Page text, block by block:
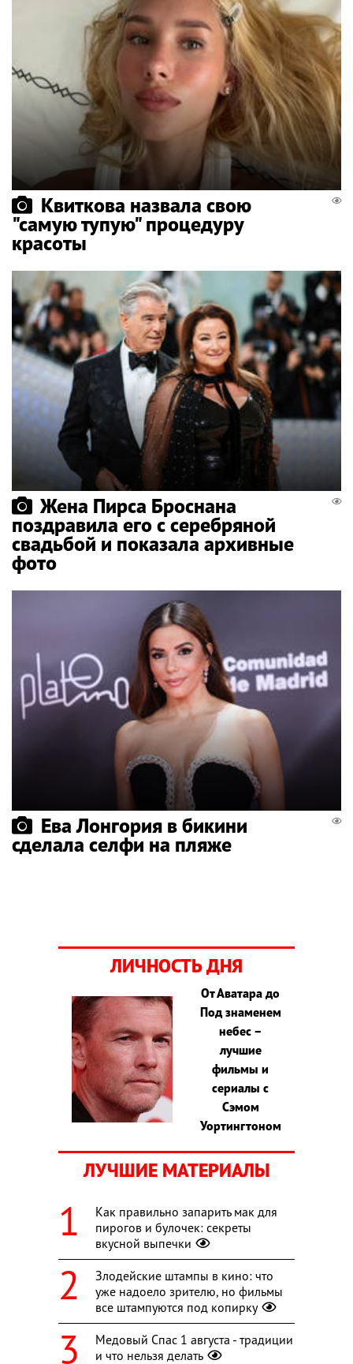
Квиткова назвала свою
"самую тупую" процедуру
красоты
Жена Пирса Броснана
поздравила его с серебряной
свадьбой и показала архивные
фото
Ева Лонгория в бикини
сделала селфи на пляже
ЛИЧНОСТЬ ДНЯ
От Аватара до
Под знаменем
небес –
лучшие
фильмы и
сериалы с
Сэмом
Уортингтоном
ЛУЧШИЕ МАТЕРИАЛЫ
Как правильно запарить мак для
пирогов и булочек: секреты
вкусной выпечки
Злодейские штампы в кино: что
уже надоело зрителю, но фильмы
все штампуются под копирку
Медовый Спас 1 августа - традиции
и что нельзя делать